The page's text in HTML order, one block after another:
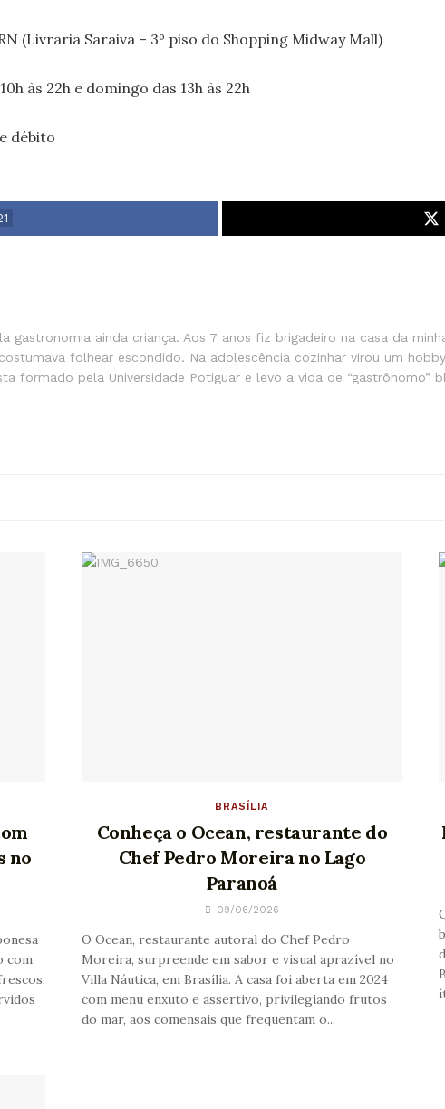
(Livraria Saraiva – 3º piso do Shopping Midway Mall)
às 22h e domingo das 13h às 22h
débito
gastronomia ainda criança. Aos 7 anos fiz brigadeiro na casa da
folhear escondido. Na adolescência cozinhar virou um
formado pela Universidade Potiguar e levo a vida de “gastrônomo”
no
com
BRASÍLIA
Conheça o Ocean, restaurante do
Chef Pedro Moreira no Lago
Paranoá
09/06/2026
O Ocean, restaurante autoral do Chef Pedro
Moreira, surpreende em sabor e visual aprazível no
Villa Náutica, em Brasília. A casa foi aberta em 2024
com menu enxuto e assertivo, privilegiando frutos
do mar, aos comensais que frequentam o...